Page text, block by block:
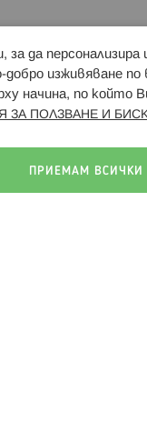
Свързани
за да
изживяване
начина, по който
ЗА ПОЛЗВАНЕ И
ПРИЕМАМ ВСИЧКИ